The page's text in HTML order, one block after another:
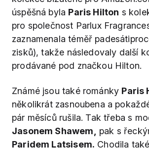
úspěšná byla Paris Hilton s
pro společnost Parlux
zaznamenala téměř
zisků), takže následovaly další
prodávané pod značkou Hilton.
Známé jsou také románky Paris
několikrát zasnoubena a
pár měsíců rušila. Tak třeba s
Jasonem Shawem,
pak s
Paridem Latsisem. Chodila